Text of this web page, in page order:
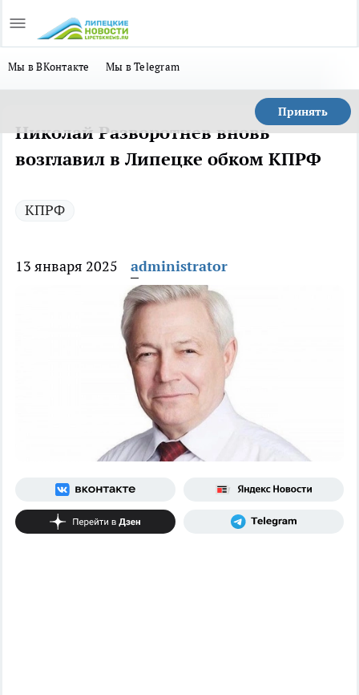
Мы в ВКонтакте Мы в Telegram
Принять
Николай Разворотнев вновь
возглавил в Липецке обком КПРФ
КПРФ
13 января 2025 administrator